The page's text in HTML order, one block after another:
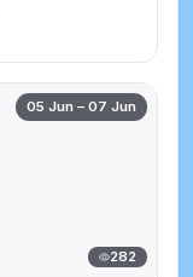
05 Jun – 07 Jun
282